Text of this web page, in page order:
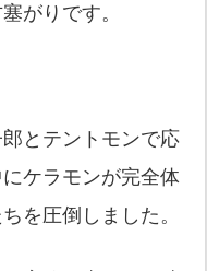
がりです。
とテントモンで応
ケラモンが完全体
を圧倒しました。